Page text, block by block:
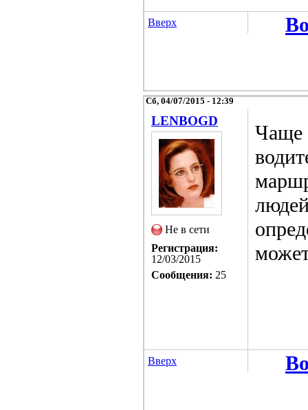
Вверх
Сб, 04/07/2015 - 12:39
LENBOGD
Не в сети
Регистрация:
12/03/2015
Сообщения: 25
Чаще
Вверх